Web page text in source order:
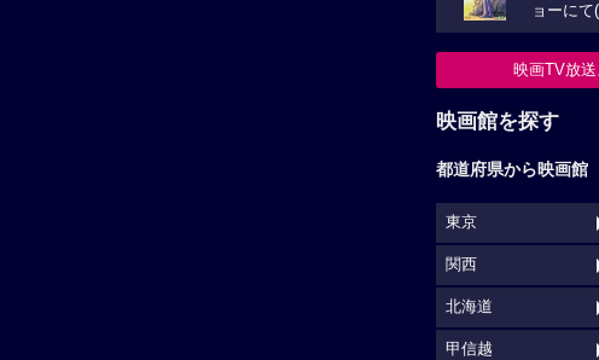
ョーにて
映画TV放
映画館を探す
都道府県から映画館
東京
関西
北海道
甲信越